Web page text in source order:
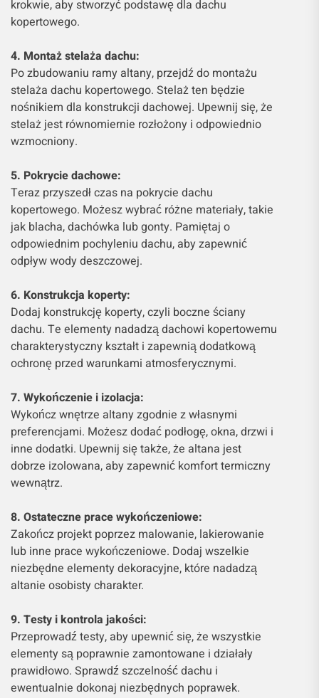
krokwie, aby stworzyć podstawę dla dachu
kopertowego.
4. Montaż stelaża dachu:
Po zbudowaniu ramy altany, przejdź do montażu
stelaża dachu kopertowego. Stelaż ten będzie
nośnikiem dla konstrukcji dachowej. Upewnij się, że
stelaż jest równomiernie rozłożony i odpowiednio
wzmocniony.
5. Pokrycie dachowe:
Teraz przyszedł czas na pokrycie dachu
kopertowego. Możesz wybrać różne materiały, takie
jak blacha, dachówka lub gonty. Pamiętaj o
odpowiednim pochyleniu dachu, aby zapewnić
odpływ wody deszczowej.
6. Konstrukcja koperty:
Dodaj konstrukcję koperty, czyli boczne ściany
dachu. Te elementy nadadzą dachowi kopertowemu
charakterystyczny kształt i zapewnią dodatkową
ochronę przed warunkami atmosferycznymi.
7. Wykończenie i izolacja:
Wykończ wnętrze altany zgodnie z własnymi
preferencjami. Możesz dodać podłogę, okna, drzwi i
inne dodatki. Upewnij się także, że altana jest
dobrze izolowana, aby zapewnić komfort termiczny
wewnątrz.
8. Ostateczne prace wykończeniowe:
Zakończ projekt poprzez malowanie, lakierowanie
lub inne prace wykończeniowe. Dodaj wszelkie
niezbędne elementy dekoracyjne, które nadadzą
altanie osobisty charakter.
9. Testy i kontrola jakości:
Przeprowadź testy, aby upewnić się, że wszystkie
elementy są poprawnie zamontowane i działały
prawidłowo. Sprawdź szczelność dachu i
ewentualnie dokonaj niezbędnych poprawek.